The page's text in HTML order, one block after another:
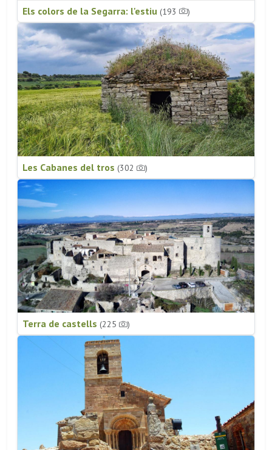
Els colors de la Segarra: l'estiu (193 )
Les Cabanes del tros (302 )
Terra de castells (225 )